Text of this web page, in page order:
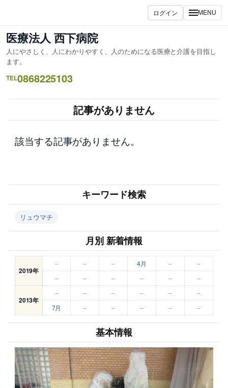
を
ス
キ
ッ
プ
ログイン MENU
医療法人 西下病院
人にやさしく、人にわかりやすく、人のためになる医療と介護を目指し
ます。
TEL0868225103
記事がありません
該当する記事がありません。
キーワード検索
リュウマチ
月別 新着情報
2019年
– – – 4月 –
–
–
– – – – –
2013年
– – – – –
–
7月
– – – – –
基本情報